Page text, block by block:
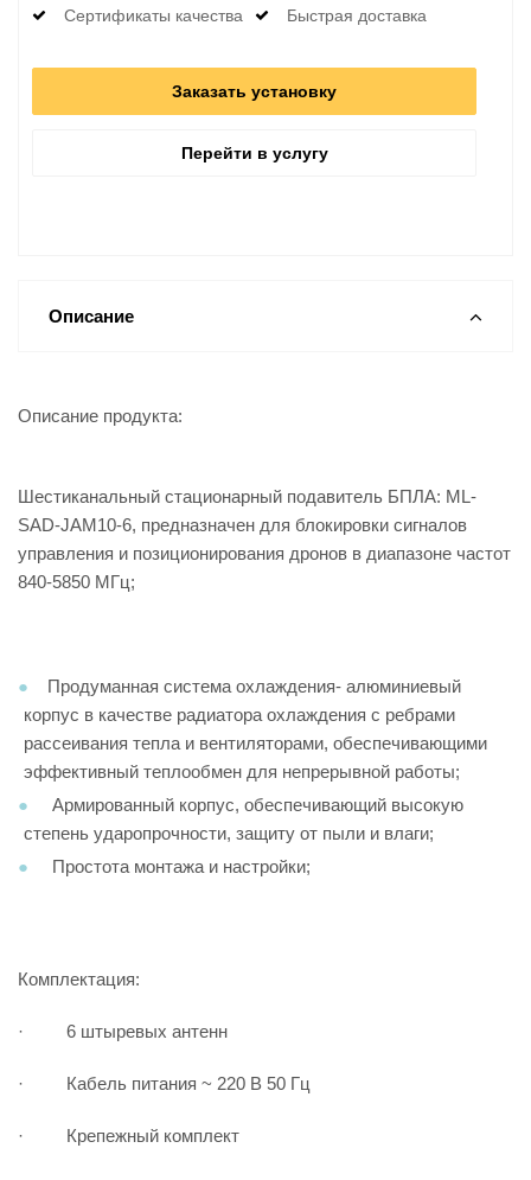
Сертификаты качества Быстрая доставка
Заказать установку
Перейти в услугу
Описание
Описание продукта:
Шестиканальный стационарный подавитель БПЛА: ML-
SAD-JAM10-6, предназначен для блокировки сигналов
управления и позиционирования дронов в диапазоне частот
840-5850 МГц;
Продуманная система охлаждения- алюминиевый
корпус в качестве радиатора охлаждения с ребрами
рассеивания тепла и вентиляторами, обеспечивающими
эффективный теплообмен для непрерывной работы;
Армированный корпус, обеспечивающий высокую
степень ударопрочности, защиту от пыли и влаги;
Простота монтажа и настройки;
Комплектация:
· 6 штыревых антенн
· Кабель питания ~ 220 В 50 Гц
· Крепежный комплект